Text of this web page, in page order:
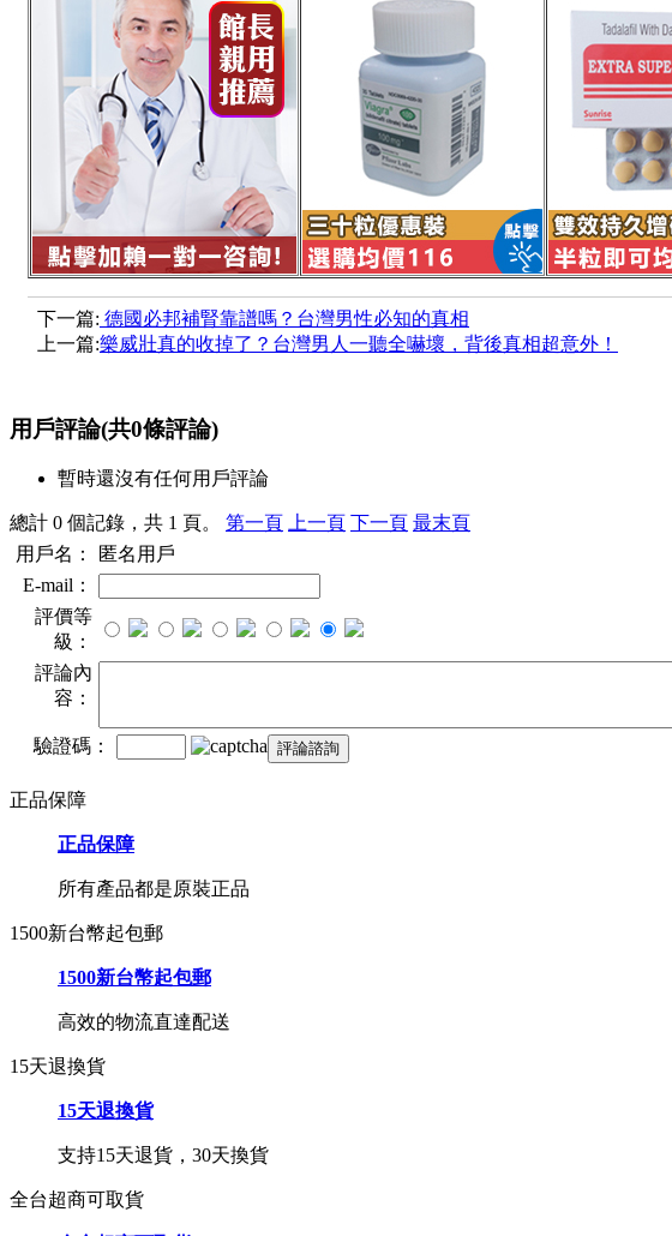
下一篇: 德國必邦補腎靠譜嗎？台灣男性必知的真相
上一篇:樂威壯真的收掉了？台灣男人一聽全嚇壞，背後真相超意外！
用戶評論(共0條評論)
暫時還沒有任何用戶評論
總計 0 個記錄，共 1 頁。 第一頁 上一頁 下一頁 最末頁
用戶名：
匿名用戶
E-mail：
評價等
級：
評論內
容：
驗證碼：
正品保障
正品保障
所有產品都是原裝正品
1500新台幣起包郵
1500新台幣起包郵
高效的物流直達配送
15天退換貨
15天退換貨
支持15天退貨，30天換貨
全台超商可取貨